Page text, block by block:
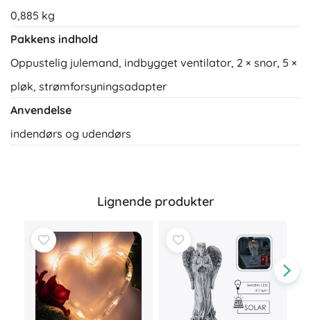
0,885 kg
Pakkens indhold
Oppustelig julemand, indbygget ventilator, 2 × snor, 5 ×
pløk, strømforsyningsadapter
Anvendelse
indendørs og udendørs
Lignende produkter